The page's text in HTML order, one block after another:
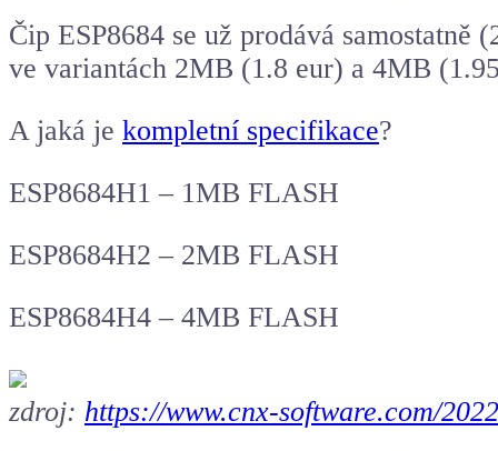
Čip ESP8684 se už prodává
ve variantách 2MB (1.8 eur) a 4MB
A jaká je kompletní specifikace?
ESP8684H1 – 1MB FLASH
ESP8684H2 – 2MB FLASH
ESP8684H4 – 4MB FLASH
zdroj: https://www.cnx-software.com/